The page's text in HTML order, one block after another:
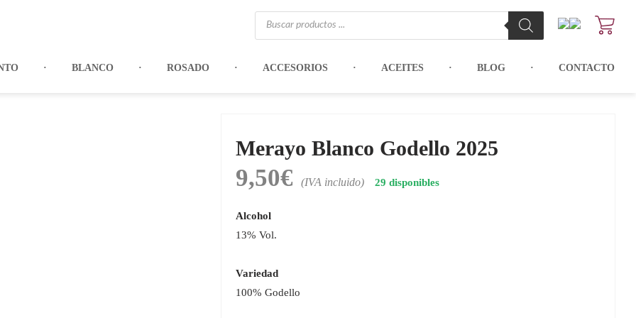
Búsqueda
productos
BLANCO ROSADO ACCESORIOS ACEITES BLOG CONTACTO
Merayo Blanco Godello 2025
9,50€ (IVA incluido) 29 disponibles
Alcohol
13% Vol.
Variedad
100% Godello